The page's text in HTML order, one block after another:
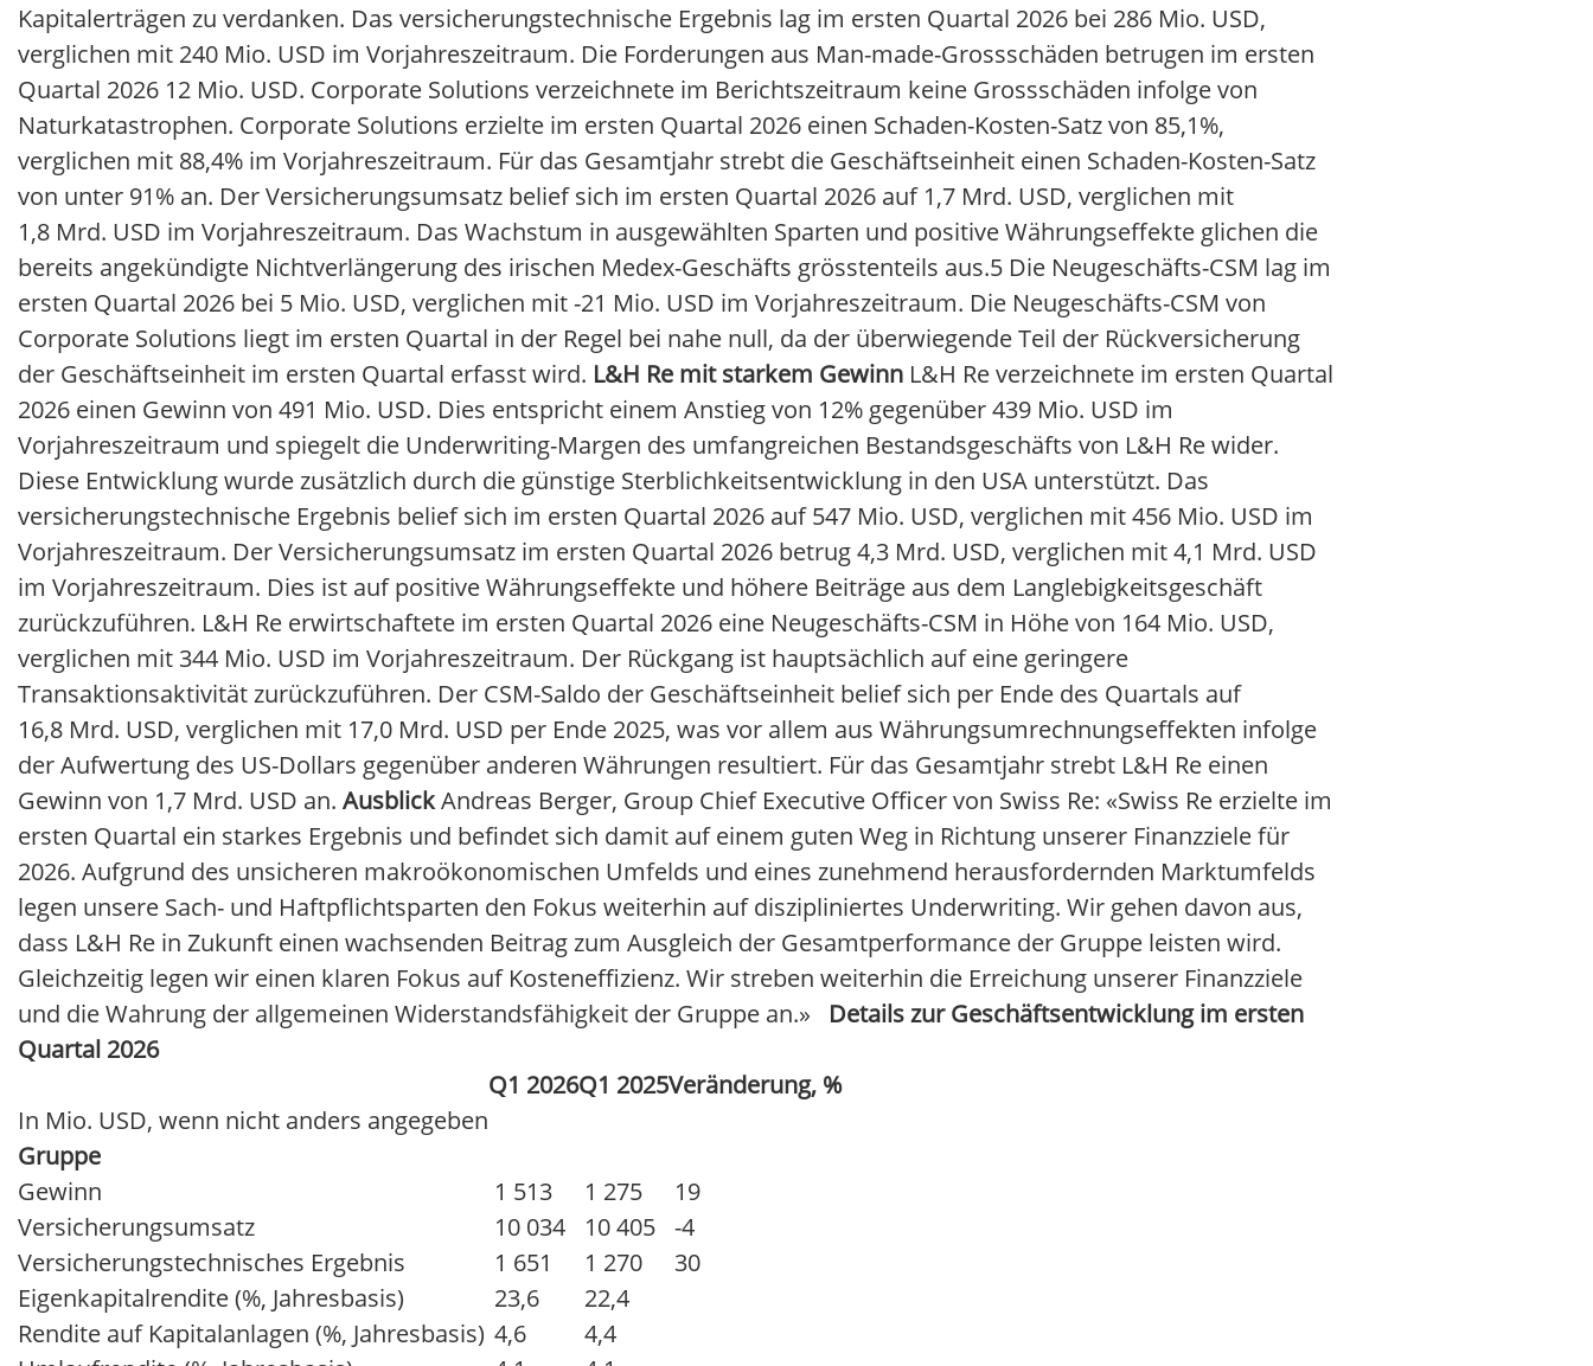
Kapitalerträgen zu verdanken. Das versicherungstechnische Ergebnis lag im ersten Quartal 2026 bei 286 Mio. USD,
verglichen mit 240 Mio. USD im Vorjahreszeitraum. Die Forderungen aus Man-made-Grossschäden betrugen im ersten
Quartal 2026 12 Mio. USD. Corporate Solutions verzeichnete im Berichtszeitraum keine Grossschäden infolge von
Naturkatastrophen. Corporate Solutions erzielte im ersten Quartal 2026 einen Schaden-Kosten-Satz von 85,1%,
verglichen mit 88,4% im Vorjahreszeitraum. Für das Gesamtjahr strebt die Geschäftseinheit einen Schaden-Kosten-Satz
von unter 91% an. Der Versicherungsumsatz belief sich im ersten Quartal 2026 auf 1,7 Mrd. USD, verglichen mit
1,8 Mrd. USD im Vorjahreszeitraum. Das Wachstum in ausgewählten Sparten und positive Währungseffekte glichen die
bereits angekündigte Nichtverlängerung des irischen Medex-Geschäfts grösstenteils aus.5 Die Neugeschäfts-CSM lag im
ersten Quartal 2026 bei 5 Mio. USD, verglichen mit -21 Mio. USD im Vorjahreszeitraum. Die Neugeschäfts-CSM von
Corporate Solutions liegt im ersten Quartal in der Regel bei nahe null, da der überwiegende Teil der Rückversicherung
der Geschäftseinheit im ersten Quartal erfasst wird. L&H Re mit starkem Gewinn L&H Re verzeichnete im ersten Quartal
2026 einen Gewinn von 491 Mio. USD. Dies entspricht einem Anstieg von 12% gegenüber 439 Mio. USD im
Vorjahreszeitraum und spiegelt die Underwriting-Margen des umfangreichen Bestandsgeschäfts von L&H Re wider.
Diese Entwicklung wurde zusätzlich durch die günstige Sterblichkeitsentwicklung in den USA unterstützt. Das
versicherungstechnische Ergebnis belief sich im ersten Quartal 2026 auf 547 Mio. USD, verglichen mit 456 Mio. USD im
Vorjahreszeitraum. Der Versicherungsumsatz im ersten Quartal 2026 betrug 4,3 Mrd. USD, verglichen mit 4,1 Mrd. USD
im Vorjahreszeitraum. Dies ist auf positive Währungseffekte und höhere Beiträge aus dem Langlebigkeitsgeschäft
zurückzuführen. L&H Re erwirtschaftete im ersten Quartal 2026 eine Neugeschäfts-CSM in Höhe von 164 Mio. USD,
verglichen mit 344 Mio. USD im Vorjahreszeitraum. Der Rückgang ist hauptsächlich auf eine geringere
Transaktionsaktivität zurückzuführen. Der CSM-Saldo der Geschäftseinheit belief sich per Ende des Quartals auf
16,8 Mrd. USD, verglichen mit 17,0 Mrd. USD per Ende 2025, was vor allem aus Währungsumrechnungseffekten infolge
der Aufwertung des US-Dollars gegenüber anderen Währungen resultiert. Für das Gesamtjahr strebt L&H Re einen
Gewinn von 1,7 Mrd. USD an. AusblickAndreas Berger, Group Chief Executive Officer von Swiss Re: «Swiss Re erzielte im
ersten Quartal ein starkes Ergebnis und befindet sich damit auf einem guten Weg in Richtung unserer Finanzziele für
2026. Aufgrund des unsicheren makroökonomischen Umfelds und eines zunehmend herausfordernden Marktumfelds
legen unsere Sach- und Haftpflichtsparten den Fokus weiterhin auf diszipliniertes Underwriting. Wir gehen davon aus,
dass L&H Re in Zukunft einen wachsenden Beitrag zum Ausgleich der Gesamtperformance der Gruppe leisten wird.
Gleichzeitig legen wir einen klaren Fokus auf Kosteneffizienz. Wir streben weiterhin die Erreichung unserer Finanzziele
und die Wahrung der allgemeinen Widerstandsfähigkeit der Gruppe an.» Details zur Geschäftsentwicklung im ersten
Quartal 2026
Q1 2026Q1 2025Veränderung, %
In Mio. USD, wenn nicht anders angegeben
Gruppe
Gewinn
1 513 1 275
19
Versicherungsumsatz
10 034 10 405 -4
Versicherungstechnisches Ergebnis
1 651 1 270
30
Eigenkapitalrendite (%, Jahresbasis)
23,6
22,4
Rendite auf Kapitalanlagen (%, Jahresbasis) 4,6
4,4